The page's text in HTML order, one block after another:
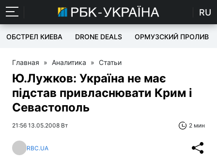
RU
ОБСТРЕЛ КИЕВА DRONE DEALS ОРМУЗСКИЙ ПРОЛИВ
Главная » Аналитика » Статьи
Ю.Лужков: Україна не має
підстав привласнювати Крим і
Севастополь
21:56 13.05.2008 Вт 2 мин
RBC.UA